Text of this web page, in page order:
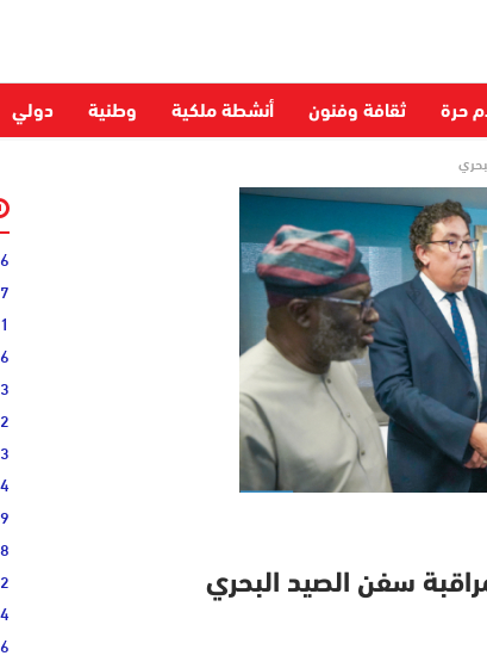
حرة ثقافة وفنون أنشطة ملكية وطنية دولي
سفن الصيد البحري